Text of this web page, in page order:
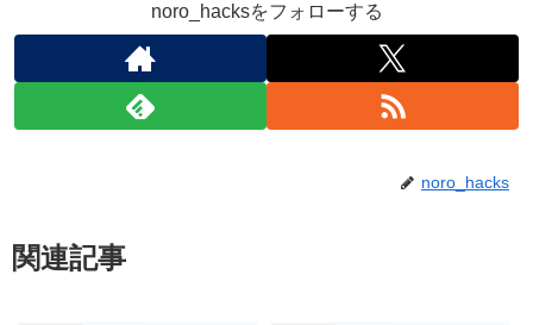
noro_hacksをフォローする
noro_hacks
関連記事